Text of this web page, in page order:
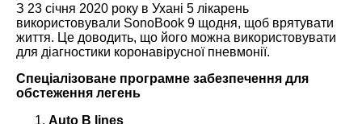
З 23 січня 2020 року в Ухані 5 лікарень
використовували SonoBook 9 щодня, щоб врятувати
життя. Це доводить, що його можна використовувати
для діагностики коронавірусної пневмонії.
Спеціалізоване програмне забезпечення для
обстеження легень
Auto B lines